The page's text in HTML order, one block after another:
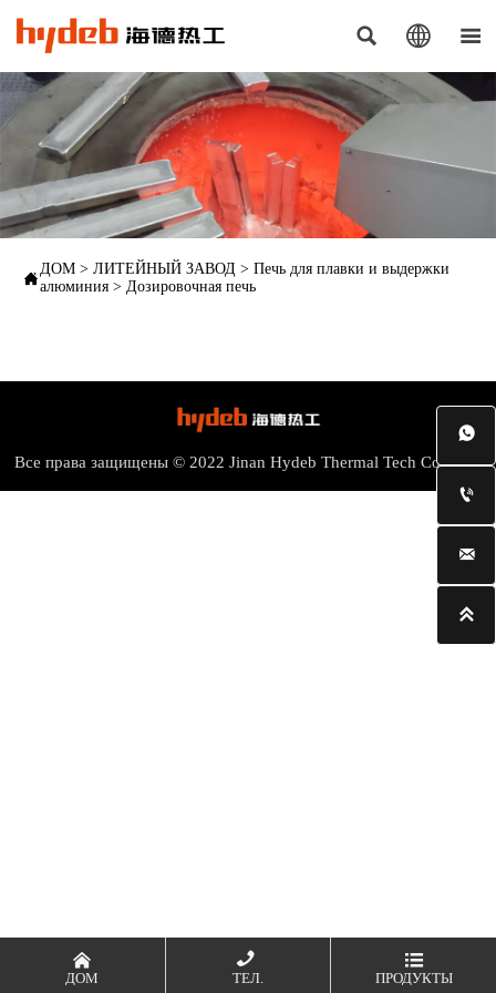
  
ДОМ > ЛИТЕЙНЫЙ ЗАВОД > Печь для плавки и выдержки
алюминия > Дозировочная печь
Все права защищены © 2022 Jinan Hydeb Thermal Tech Co., Ltd.

ДОМ

ТЕЛ.

ПРОДУКТЫ



